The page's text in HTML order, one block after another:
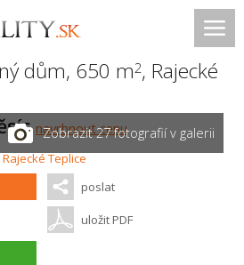
dům, 650 m2, Rajecké
navrhnout cenu
Zobrazit 27 fotografií v galerii
poslat
uložit PDF